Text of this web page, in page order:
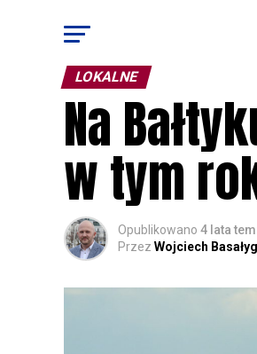
LOKALNE
Na
w tym
Opublikowano 4 lata
Przez Wojciech